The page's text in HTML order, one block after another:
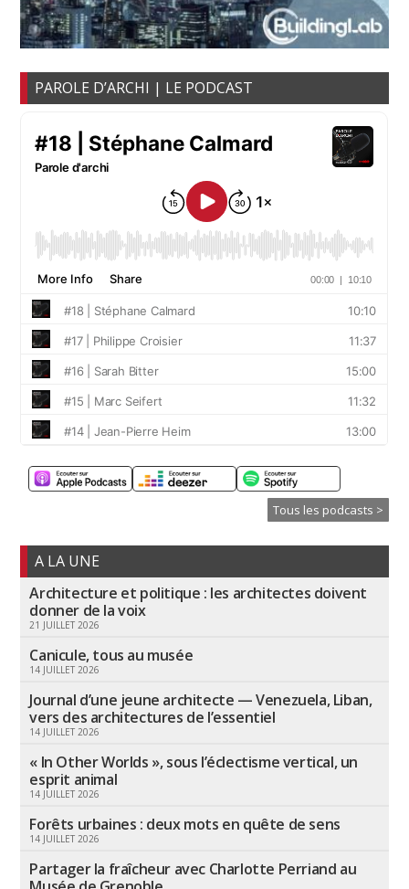
PAROLE D’ARCHI | LE PODCAST
Tous les podcasts >
A LA UNE
Architecture et politique : les architectes doivent
donner de la voix
21 JUILLET 2026
Canicule, tous au musée
14 JUILLET 2026
Journal d’une jeune architecte — Venezuela, Liban,
vers des architectures de l’essentiel
14 JUILLET 2026
« In Other Worlds », sous l’éclectisme vertical, un
esprit animal
14 JUILLET 2026
Forêts urbaines : deux mots en quête de sens
14 JUILLET 2026
Partager la fraîcheur avec Charlotte Perriand au